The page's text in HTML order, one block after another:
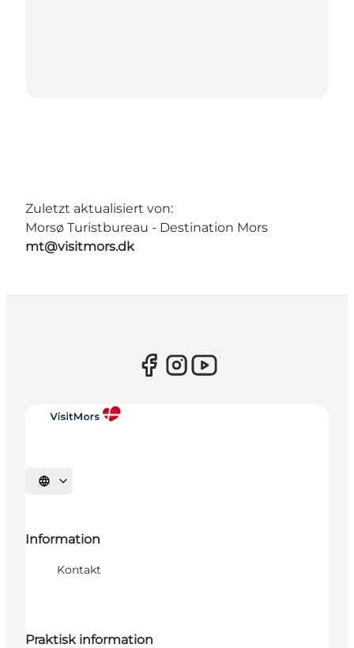
Zuletzt aktualisiert von:
Morsø Turistbureau - Destination Mors
mt@visitmors.dk
Sprache auswählen
Information
Kontakt
Praktisk information